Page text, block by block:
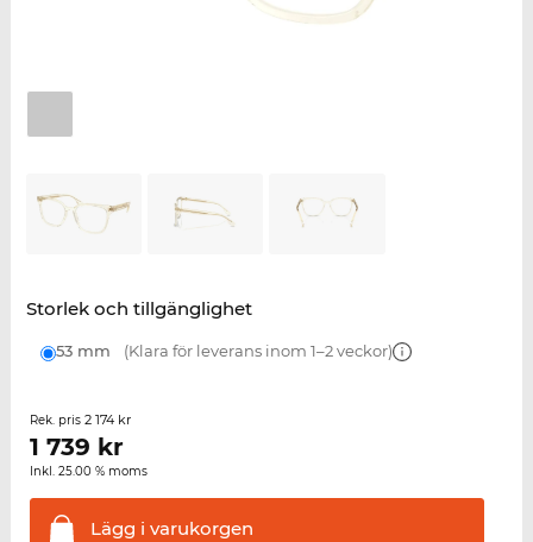
Storlek och tillgänglighet
53 mm (Klara för leverans inom 1–2 veckor)
Rek. pris 2 174 kr
1 739 kr
Inkl. 25.00 % moms
Lägg i varukorgen